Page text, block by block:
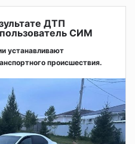
ДТП
СИМ
устанавливают
происшествия.